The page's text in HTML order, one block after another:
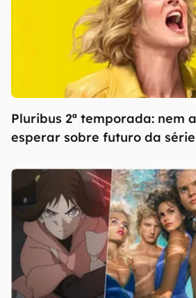
Pluribus 2ª temporada: nem
esperar sobre futuro da série